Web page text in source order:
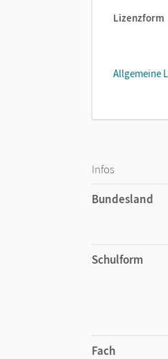
Lizenzform
Allgemeine
Infos
Bundesland
Schulform
Fach